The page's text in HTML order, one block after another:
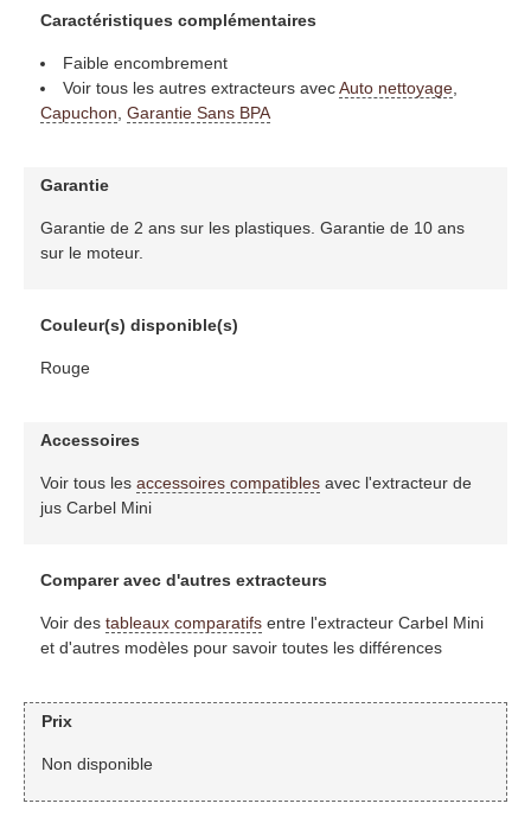
Caractéristiques complémentaires
Faible encombrement
Voir tous les autres extracteurs avecAuto nettoyage,
Capuchon Garantie Sans BPA
Garantie
Garantie de 2 ans sur les plastiques. Garantie de 10 ans
sur le moteur.
Couleur(s) disponible(s)
Rouge
Accessoires
Voir tous les accessoires compatiblesavec l'extracteur de
jus Carbel Mini
Comparer avec d'autres extracteurs
Voir des tableaux comparatifsentre l'extracteur Carbel Mini
et d'autres modèles pour savoir toutes les différences
Prix
Non disponible